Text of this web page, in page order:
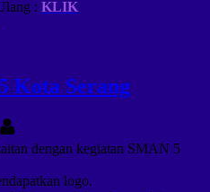
: KLIK
Kota Serang
dengan kegiatan SMAN 5
logo.